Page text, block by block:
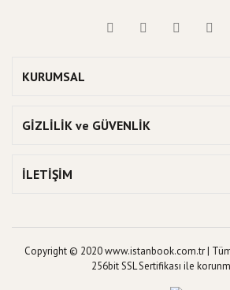
KURUMSAL
GİZLİLİK ve GÜVENLİK
İLETİŞİM
Copyright © 2020 www.istanbook.com.tr |
256bit SSL Sertifikası ile